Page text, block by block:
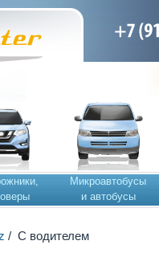
Микроавтобусы
и автобусы
/ С водителем